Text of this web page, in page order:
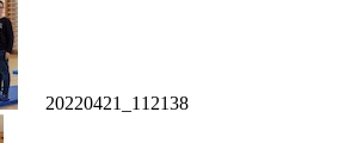
20220421_112138